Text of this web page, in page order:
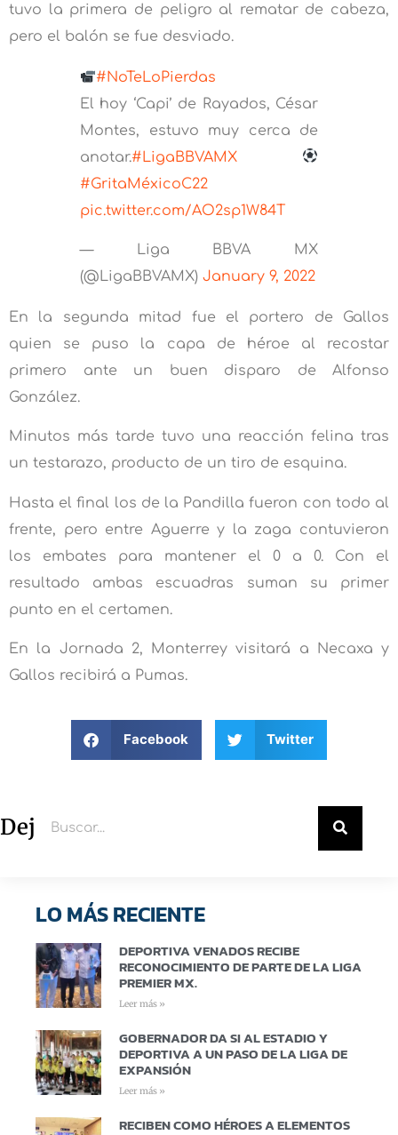
tuvo la primera de peligro al rematar de cabeza,
pero el balón se fue desviado.
#NoTeLoPierdas
El hoy ‘Capi’ de Rayados, César
Montes, estuvo muy cerca de
anotar.#LigaBBVAMX
#GritaMéxicoC22
pic.twitter.com/AO2sp1W84T
— Liga BBVA MX
(@LigaBBVAMX) January 9, 2022
En la segunda mitad fue el portero de Gallos
quien se puso la capa de héroe al recostar
primero ante un buen disparo de Alfonso
González.
Minutos más tarde tuvo una reacción felina tras
un testarazo, producto de un tiro de esquina.
Hasta el final los de la Pandilla fueron con todo al
frente, pero entre Aguerre y la zaga contuvieron
los embates para mantener el 0 a 0. Con el
resultado ambas escuadras suman su primer
punto en el certamen.
En la Jornada 2, Monterrey visitará a Necaxa y
Gallos recibirá a Pumas.
Facebook Twitter
Deja un comentario
LO MÁS RECIENTE
DEPORTIVA VENADOS RECIBE
RECONOCIMIENTO DE PARTE DE LA LIGA
PREMIER MX.
Leer más »
GOBERNADOR DA SI AL ESTADIO Y
DEPORTIVA A UN PASO DE LA LIGA DE
EXPANSIÓN
Leer más »
RECIBEN COMO HÉROES A ELEMENTOS